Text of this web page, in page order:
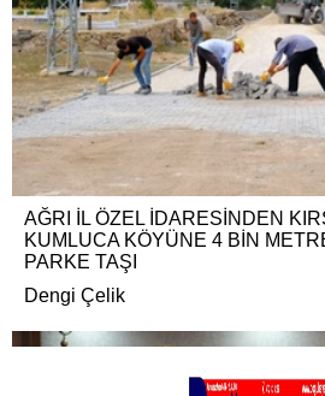
AĞRI İL ÖZEL İDARESİNDEN
KUMLUCA KÖYÜNE 4 BİN
PARKE TAŞI
Dengi Çelik